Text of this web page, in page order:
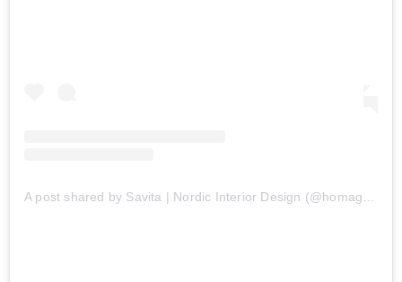
A post shared by Savita | Nordic Interior Design (@homagine)